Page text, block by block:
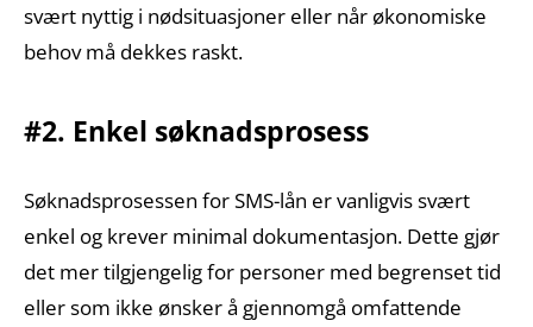
svært nyttig i nødsituasjoner eller når økonomiske
behov må dekkes raskt.
#2. Enkel søknadsprosess
Søknadsprosessen for SMS-lån er vanligvis svært
enkel og krever minimal dokumentasjon. Dette gjør
det mer tilgjengelig for personer med begrenset tid
eller som ikke ønsker å gjennomgå omfattende